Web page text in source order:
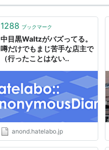
1288 ブックマーク
中目黒Waltzがバズってる。
噂だけでもまじ苦手な店主で
（行ったことはない..
anond.hatelabo.jp